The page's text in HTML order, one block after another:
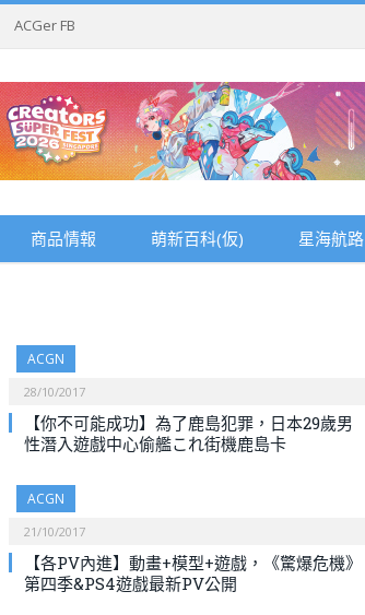
ACGer FB
商品情報 萌新百科(仮) 星海航路
ACGN
28/10/2017
【你不可能成功】為了鹿島犯罪，日本29歲男
性潛入遊戲中心偷艦これ街機鹿島卡
ACGN
21/10/2017
【各PV內進】動畫+模型+遊戲，《驚爆危機》
第四季&PS4遊戲最新PV公開